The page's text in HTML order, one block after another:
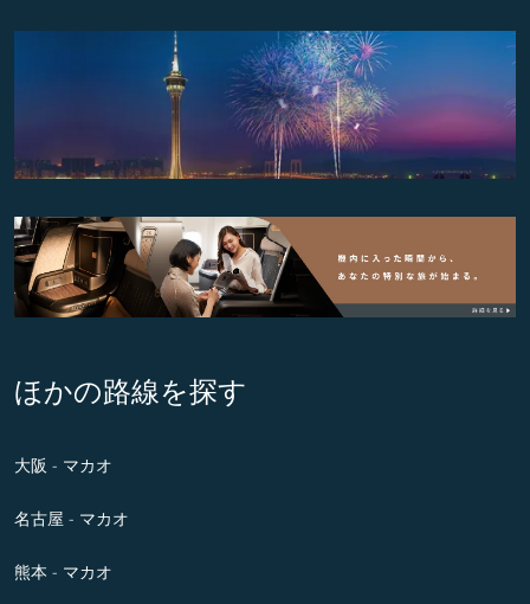
ほかの路線を探す
大阪 - マカオ
名古屋 - マカオ
熊本 - マカオ